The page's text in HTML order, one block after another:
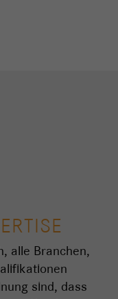
alle Branchen,
sind, dass